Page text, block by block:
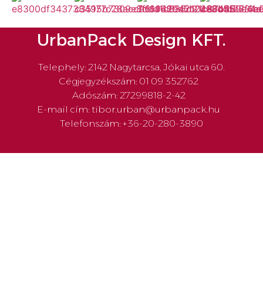
UrbanPack Design KFT.
Telephely: 2142 Nagytarcsa, Jókai utca 60.
Cégjegyzékszám: 01 09 352762
Adószám: 27299818-2-42
E-mail cím: tibor.urban@urbanpack.hu
Telefonszám: +36-20-280-3890